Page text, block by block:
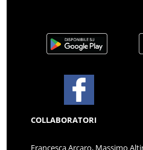
COLLABORATORI
Francesca Arcaro, Massimo